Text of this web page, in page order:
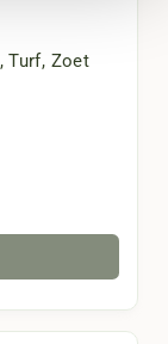
,Turf, Zoet